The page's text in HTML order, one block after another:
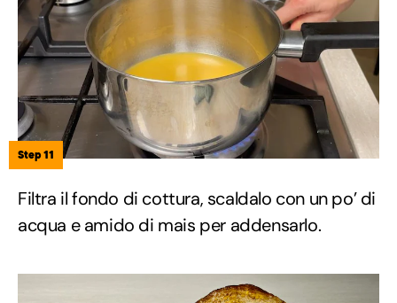
Step 11
Filtra il fondo di cottura, scaldalo con un po’ di
acqua e amido di mais per addensarlo.